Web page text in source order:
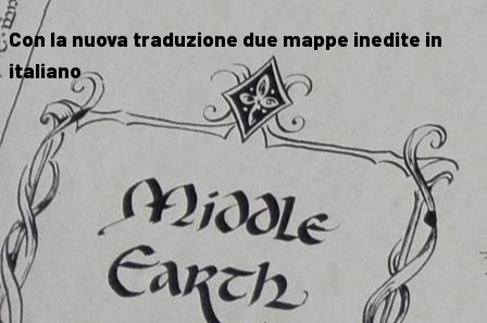
Con la nuova traduzione due mappe inedite in
italiano